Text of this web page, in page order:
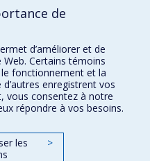
de
d’améliorer et de
Certains témoins
fonctionnement et la
enregistrent vos
vous consentez à notre
répondre à vos besoins.
les
>